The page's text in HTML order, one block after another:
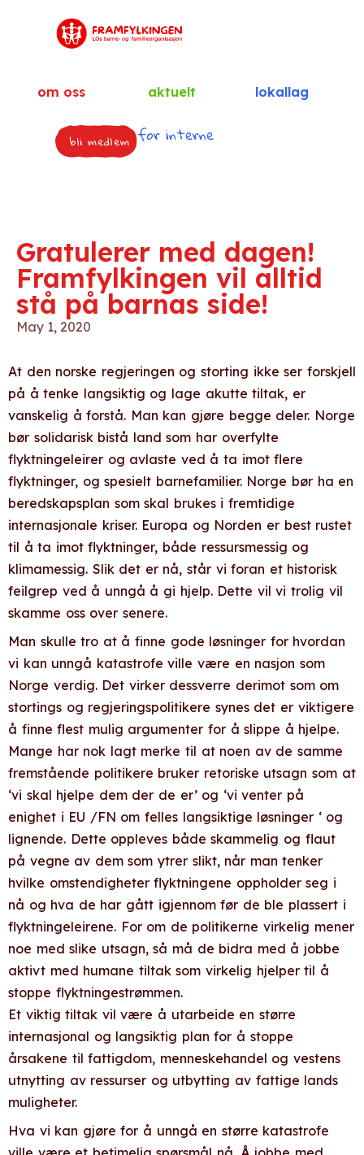
om oss aktuelt lokallag
bli medlem for interne
Gratulerer med dagen!
Framfylkingen vil alltid
stå på barnas side!
May 1, 2020
At den norske regjeringen og storting ikke ser forskjell
på å tenke langsiktig og lage akutte tiltak, er
vanskelig å forstå. Man kan gjøre begge deler. Norge
bør solidarisk bistå land som har overfylte
flyktningeleirer og avlaste ved å ta imot flere
flyktninger, og spesielt barnefamilier. Norge bør ha en
beredskapsplan som skal brukes i fremtidige
internasjonale kriser. Europa og Norden er best rustet
til å ta imot flyktninger, både ressursmessig og
klimamessig. Slik det er nå, står vi foran et historisk
feilgrep ved å unngå å gi hjelp. Dette vil vi trolig vil
skamme oss over senere.
Man skulle tro at å finne gode løsninger for hvordan
vi kan unngå katastrofe ville være en nasjon som
Norge verdig. Det virker dessverre derimot som om
stortings og regjeringspolitikere synes det er viktigere
å finne flest mulig argumenter for å slippe å hjelpe.
Mange har nok lagt merke til at noen av de samme
fremstående politikere bruker retoriske utsagn som at
‘vi skal hjelpe dem der de er’ og ‘vi venter på
enighet i EU /FN om felles langsiktige løsninger ‘ og
lignende. Dette oppleves både skammelig og flaut
på vegne av dem som ytrer slikt, når man tenker
hvilke omstendigheter flyktningene oppholder seg i
nå og hva de har gått igjennom før de ble plassert i
flyktningeleirene. For om de politikerne virkelig mener
noe med slike utsagn, så må de bidra med å jobbe
aktivt med humane tiltak som virkelig hjelper til å
stoppe flyktningestrømmen.
Et viktig tiltak vil være å utarbeide en større
internasjonal og langsiktig plan for å stoppe
årsakene til fattigdom, menneskehandel og vestens
utnytting av ressurser og utbytting av fattige lands
muligheter.
Hva vi kan gjøre for å unngå en større katastrofe